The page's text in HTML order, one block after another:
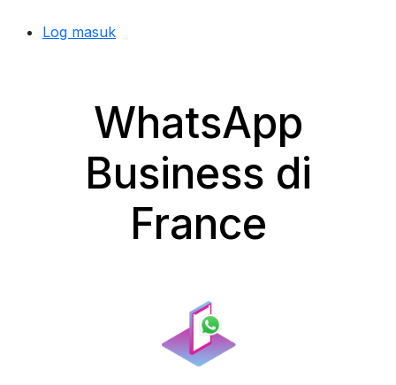
Log masuk
WhatsApp
Business di
France